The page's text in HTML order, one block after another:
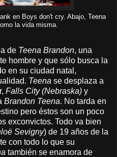
en Boys don't cry. Abajo, Teena
la vida misma.
de Teena Brandon, una
hombre y que sólo busca la
en su ciudad natal,
Teena se desplaza a
Falls City (Nebraska) y
Brandon Teena. No tarda en
pero éstos son un poco
exconvictos. Todo va bien
Sevigny) de 19 años de la
con todo lo que su
también se enamora de